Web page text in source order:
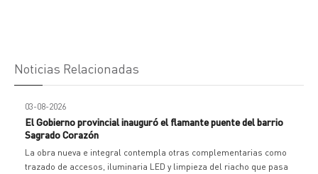
Noticias Relacionadas
03-08-2026
El Gobierno provincial inauguró el flamante puente del barrio
Sagrado Corazón
La obra nueva e integral contempla otras complementarias como
trazado de accesos, iluminaria LED y limpieza del riacho que pasa